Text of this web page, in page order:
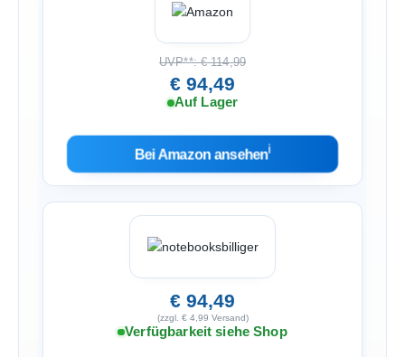
UVP**: € 114,99
€ 94,49
Auf Lager
Bei Amazon ansehenℹ︎
€ 94,49
(zzgl. € 4,99 Versand)
Verfügbarkeit siehe Shop